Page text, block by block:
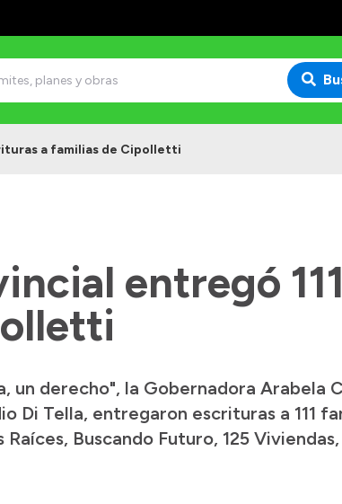
a familias de Cipolletti
entregó
un derecho", la Gobernadora Arabela
Di Tella, entregaron escrituras a 111
Buscando Futuro, 125